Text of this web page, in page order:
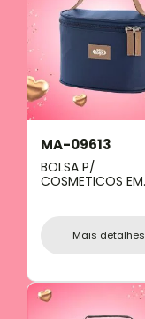
MA-09613
BOLSA P/
COSMETICOS EM
Mais detalhes